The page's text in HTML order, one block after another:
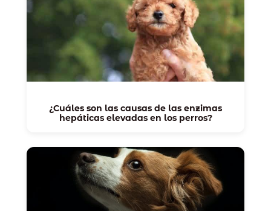
¿Cuáles son las causas de las enzimas
hepáticas elevadas en los perros?